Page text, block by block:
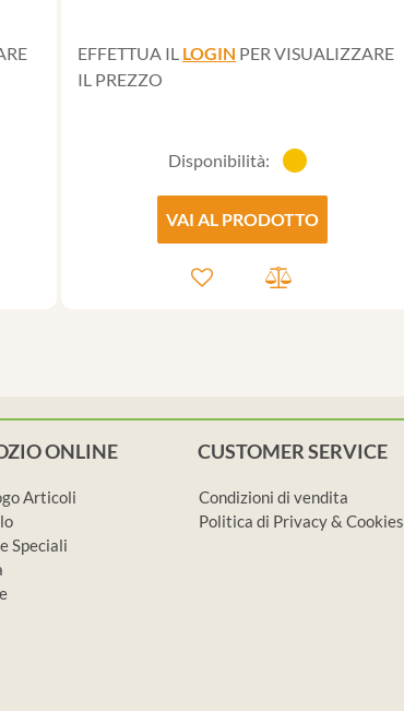
EFFETTUA IL LOGIN PER VISUALIZZARE
IL PREZZO
Disponibilità:
VAI AL PRODOTTO
ONLINE
Articoli
Speciali
CUSTOMER SERVICE
Condizioni di vendita
Politica di Privacy & Cookies